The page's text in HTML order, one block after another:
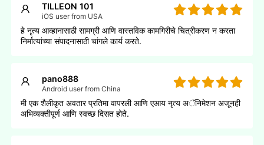
TILLEON 101
iOS user from USA
हे नृत्य आव्हानासाठी सामग्री आणि वास्तविक कामगिरीचे चित्रीकरण न करता
निर्मात्यांच्या संपादनासाठी चांगले कार्य करते.
pano888
Android user from China
मी एक शैलीकृत अवतार प्रतिमा वापरली आणि एआय नृत्य अॅनिमेशन अजूनही
अभिव्यक्तीपूर्ण आणि स्वच्छ दिसत होते.